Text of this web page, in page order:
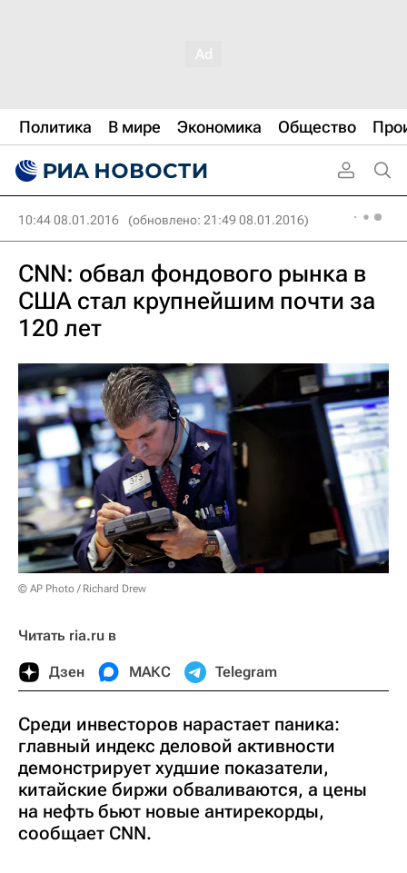
Политика В мире Экономика Общество
10:44 08.01.2016 (обновлено: 21:49 08.01.2016)
CNN: обвал фондового рынка в
США стал крупнейшим почти за
120 лет
© AP Photo / Richard Drew
Читать ria.ru в
Дзен МАКС Telegram
Среди инвесторов нарастает паника:
главный индекс деловой активности
демонстрирует худшие показатели,
китайские биржи обваливаются, а цены
на нефть бьют новые антирекорды,
сообщает CNN.